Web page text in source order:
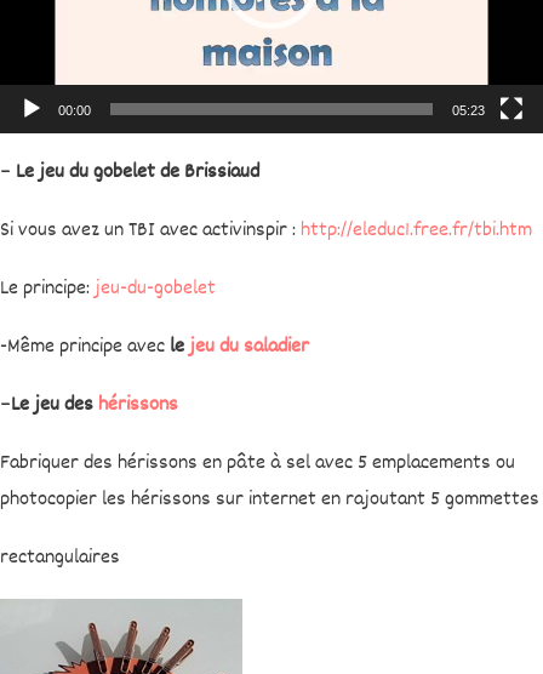
00:00 05:23
– Le jeu du gobelet de Brissiaud
Si vous avez un TBI avec activinspir : http://eleduc1.free.fr/tbi.htm
Le principe:jeu-du-gobelet
-Même principe avec lejeu du saladier
–Le jeu des hérissons
Fabriquer des hérissons en pâte à sel avec 5 emplacements ou
photocopier les hérissons sur internet en rajoutant 5 gommettes
rectangulaires